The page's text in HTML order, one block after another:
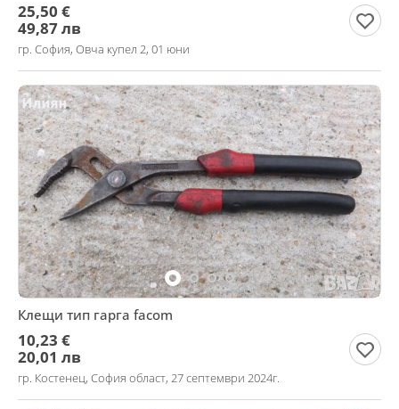
25,50 €
49,87 лв
гр. София, Овча купел 2, 01 юни
Клещи тип гарга facom
10,23 €
20,01 лв
гр. Костенец, София област, 27 септември 2024г.